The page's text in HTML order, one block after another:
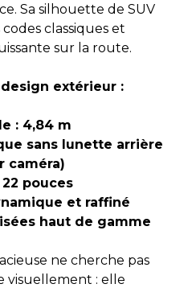
Sa silhouette de SUV
classiques et
sur la route.
extérieur :
: 4,84 m
sans lunette arrière
caméra)
pouces
et raffiné
haut de gamme
ne cherche pas
visuellement : elle